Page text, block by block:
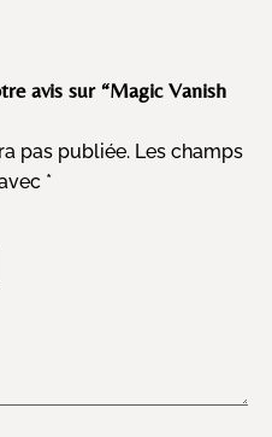
avis sur “Magic Vanish
pas publiée. Les champs
*